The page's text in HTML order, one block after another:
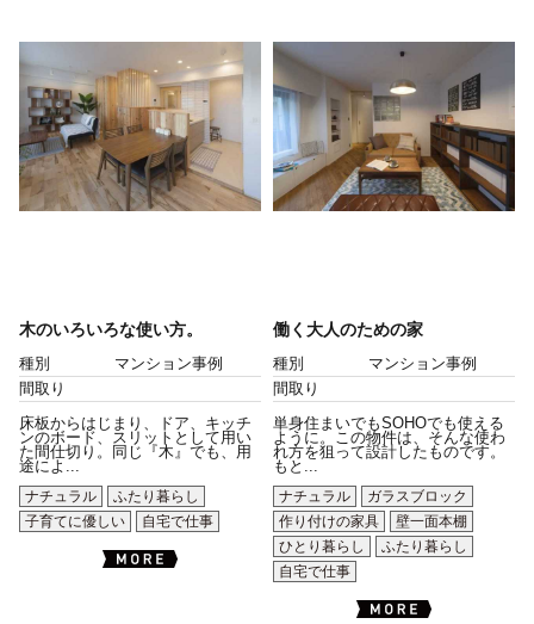
木のいろいろな使い方。
種別
マンション事例
間取り
床板からはじまり、ドア、キッチ
ンのボード、スリットとして用い
た間仕切り。同じ『木』でも、用
途によ...
ナチュラル
ふたり暮らし
子育てに優しい
自宅で仕事
働く大人のための家
種別
マンション事例
間取り
単身住まいでもSOHOでも使える
ように。この物件は、そんな使わ
れ方を狙って設計したものです。
もと...
ナチュラル
ガラスブロック
作り付けの家具
壁一面本棚
ひとり暮らし
ふたり暮らし
自宅で仕事